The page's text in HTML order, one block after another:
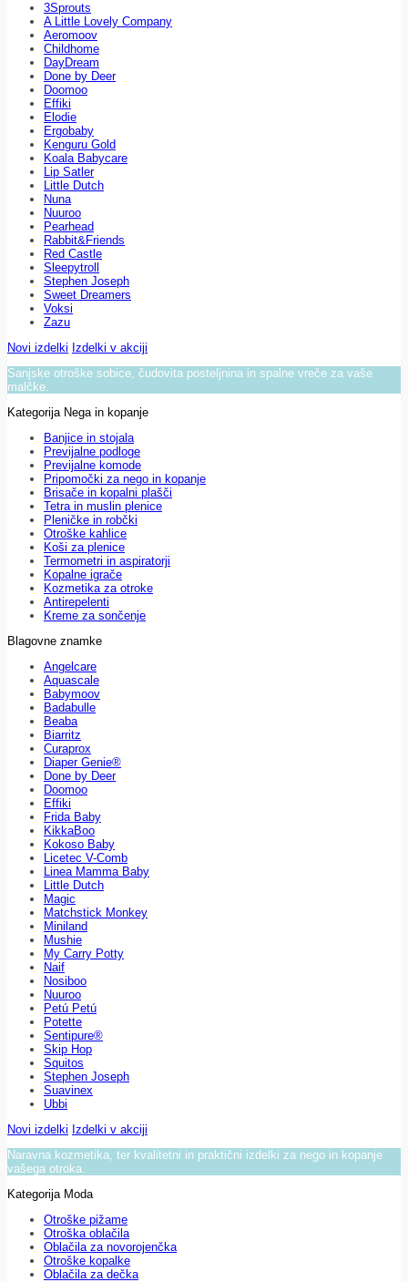
3Sprouts
A Little Lovely Company
Aeromoov
Childhome
DayDream
Done by Deer
Doomoo
Effiki
Elodie
Ergobaby
Kenguru Gold
Koala Babycare
Lip Satler
Little Dutch
Nuna
Nuuroo
Pearhead
Rabbit&Friends
Red Castle
Sleepytroll
Stephen Joseph
Sweet Dreamers
Voksi
Zazu
Novi izdelki Izdelki v akciji
Sanjske otroške sobice, čudovita posteljnina in spalne vreče za vaše
malčke.
Kategorija Nega in kopanje
Banjice in stojala
Previjalne podloge
Previjalne komode
Pripomočki za nego in kopanje
Brisače in kopalni plašči
Tetra in muslin plenice
Pleničke in robčki
Otroške kahlice
Koši za plenice
Termometri in aspiratorji
Kopalne igrače
Kozmetika za otroke
Antirepelenti
Kreme za sončenje
Blagovne znamke
Angelcare
Aquascale
Babymoov
Badabulle
Beaba
Biarritz
Curaprox
Diaper Genie®
Done by Deer
Doomoo
Effiki
Frida Baby
KikkaBoo
Kokoso Baby
Licetec V-Comb
Linea Mamma Baby
Little Dutch
Magic
Matchstick Monkey
Miniland
Mushie
My Carry Potty
Naif
Nosiboo
Nuuroo
Petú Petú
Potette
Sentipure®
Skip Hop
Squitos
Stephen Joseph
Suavinex
Ubbi
Novi izdelki Izdelki v akciji
Naravna kozmetika, ter kvalitetni in praktični izdelki za nego in kopanje
vašega otroka.
Kategorija Moda
Otroške pižame
Otroška oblačila
Oblačila za novorojenčka
Otroške kopalke
Oblačila za dečka